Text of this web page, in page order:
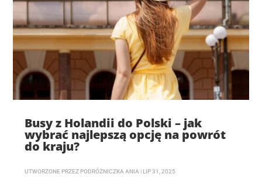
Busy z Holandii do Polski – jak
wybrać najlepszą opcję na powrót
do kraju?
UTWORZONE PRZEZ PODRÓŻNICZKA ANIA LIP 31, 2025